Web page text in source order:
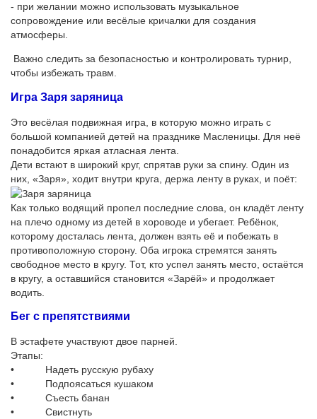
- при желании можно использовать музыкальное
сопровождение или весёлые кричалки для создания
атмосферы.
Важно следить за безопасностью и контролировать турнир,
чтобы избежать травм.
Игра Заря заряница
Это весёлая подвижная игра, в которую можно играть с
большой компанией детей на празднике Масленицы. Для неё
понадобится яркая атласная лента.
Дети встают в широкий круг, спрятав руки за спину. Один из
них, «Заря», ходит внутри круга, держа ленту в руках, и поёт:
Как только водящий пропел последние слова, он кладёт ленту
на плечо одному из детей в хороводе и убегает. Ребёнок,
которому досталась лента, должен взять её и побежать в
противоположную сторону. Оба игрока стремятся занять
свободное место в кругу. Тот, кто успел занять место, остаётся
в кругу, а оставшийся становится «Зарёй» и продолжает
водить.
Бег с препятствиями
В эстафете участвуют двое парней.
Этапы:
• Надеть русскую рубаху
• Подпоясаться кушаком
• Съесть банан
• Свистнуть